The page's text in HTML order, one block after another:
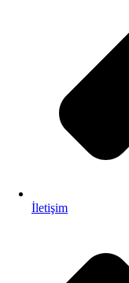
İletişim